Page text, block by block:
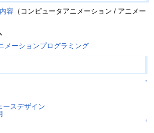
容 （コンピュータアニメーション / アニメー
メーションプログラミング
↑
ースデザイン
↑